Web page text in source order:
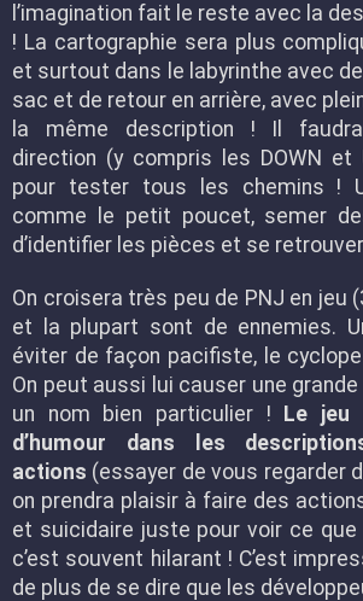
l’imagination fait le reste avec la
! La cartographie sera plus
et surtout dans le labyrinthe avec
sac et de retour en arrière, avec
la même description ! Il
direction (y compris les DOWN et
pour tester tous les chemins !
comme le petit poucet, semer
d’identifier les pièces et se
On croisera très peu de PNJ en jeu
et la plupart sont de ennemies.
éviter de façon pacifiste, le
On peut aussi lui causer une
un nom bien particulier !
Le jeu
d’humour dans les
actions (essayer de vous regarder
on prendra plaisir à faire des
et suicidaire juste pour voir ce que
c’est souvent hilarant ! C’est
de plus de se dire que les